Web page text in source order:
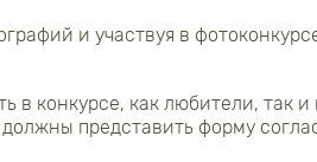
и участвуя в
в конкурсе, как любители, так
представить форму